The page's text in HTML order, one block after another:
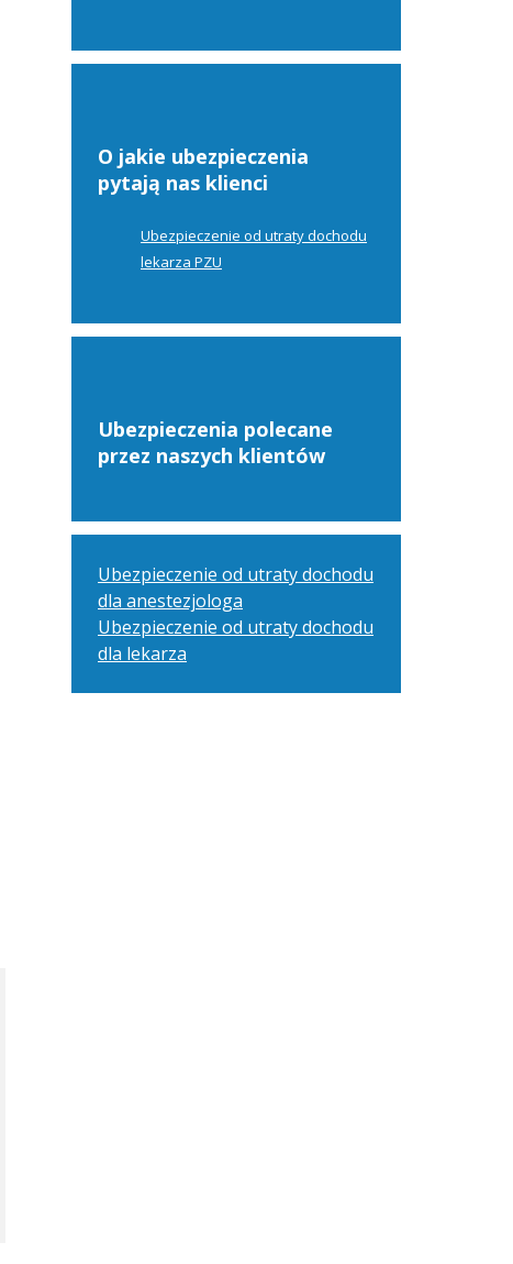
O jakie ubezpieczenia
pytają nas klienci
Ubezpieczenie od utraty dochodu
lekarza PZU
Ubezpieczenia polecane
przez naszych klientów
Ubezpieczenie od utraty dochodu
dla anestezjologa
Ubezpieczenie od utraty dochodu
dla lekarza